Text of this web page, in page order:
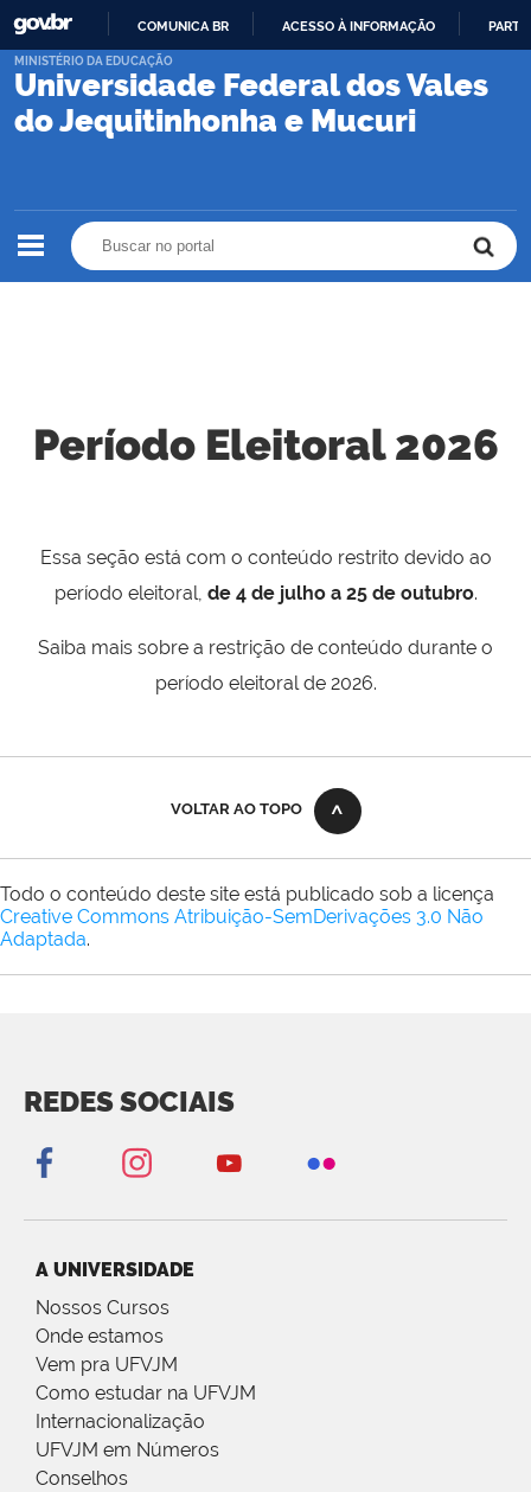
PARA
CONTEÚDO
COMUNICA BR ACESSO À INFORMAÇÃO
Universidade Federal dos Vales
do Jequitinhonha e Mucuri
MINISTÉRIO DA EDUCAÇÃO
Período Eleitoral 2026
Essa seção está com o conteúdo restrito devido ao
período eleitoral, de 4 de julho a 25 de outubro.
Saiba mais sobre a restrição de conteúdo durante o
período eleitoral de 2026.
VOLTAR AO TOPO
Todo o conteúdo deste site está publicado sob a licença
Creative Commons Atribuição-SemDerivações 3.0 Não
Adaptada.
REDES SOCIAIS
A UNIVERSIDADE
Nossos Cursos
Onde estamos
Vem pra UFVJM
Como estudar na UFVJM
Internacionalização
UFVJM em Números
Conselhos